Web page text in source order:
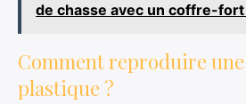
de chasse avec un coffre-fort
Comment reproduire
plastique ?